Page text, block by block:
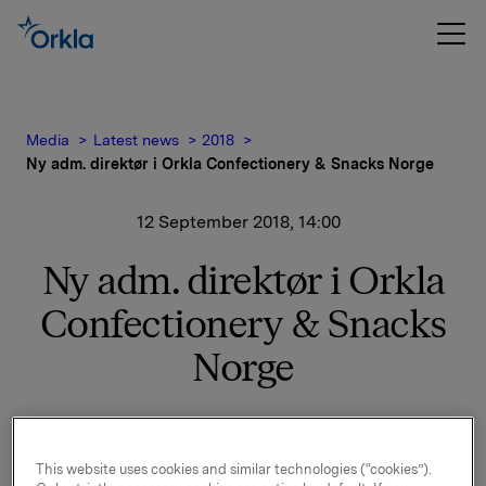
Media Latest news
2018
Ny adm. direktør i Orkla Confectionery & Snacks Norge
12 September 2018, 14:00
Ny adm. direktør i Orkla
Confectionery & Snacks
Norge
Orkla Confectionery & Snacks Norge.
This website uses cookies and similar technologies (“cookies”).